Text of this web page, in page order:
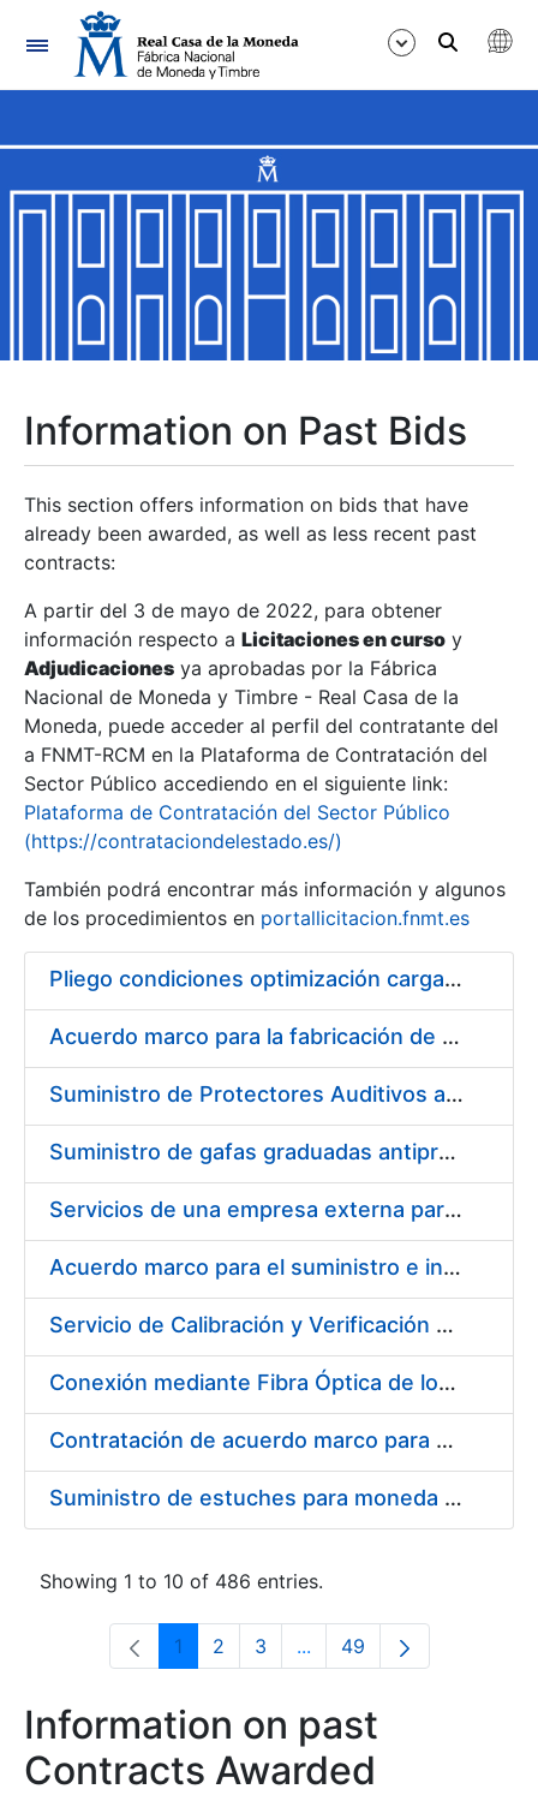
Navigation
Show/Hide
Show/Hide
Show/Hide
Show/Hide
Show/Hide
Show/Hide
Information on Past Bids
This section offers information on bids that have
already been awarded, as well as less recent past
contracts:
A partir del 3 de mayo de 2022, para obtener
información respecto a Licitaciones en curso y
Adjudicaciones ya aprobadas por la Fábrica
Nacional de Moneda y Timbre - Real Casa de la
Moneda, puede acceder al perfil del contratante del
a FNMT-RCM en la Plataforma de Contratación del
Sector Público accediendo en el siguiente link:
Plataforma de Contratación del Sector Público
(https://contrataciondelestado.es/)
También podrá encontrar más información y algunos
de los procedimientos en portallicitacion.fnmt.es
Pliego condiciones optimización cargas compras firmado
Acuerdo marco para la fabricación de piezas
Suministro de Protectores Auditivos a medida para las personas trabajadoras de los Centros de Trabajo de Madrid y Burgos
Suministro de gafas graduadas antiproyecciones para los trabajadores de la FNMT-RCM en los centros de trabajo de Madrid y Burgos
Servicios de una empresa externa para el asesoramiento y resolución de los recursos de alzada que se presentan relacionados con procesos de selección para la FNMT-RCM
Acuerdo marco para el suministro e instalación de persianas, estores y otros complementos
Servicio de Calibración y Verificación Externa de los Equipos de Medición del Servicio de Prevención de la FNMT-RCM
Conexión mediante Fibra Óptica de los Centros de Proceso de Datos (CPDs) de las sedes de la FNMT-RCM de Burgos y Madrid
Contratación de acuerdo marco para el Suministro de Material de Electricidad para la Fábrica Nacional de Moneda y Timbre-Real Casa de la Moneda en su centro de trabajo de Burgos
Suministro de estuches para moneda de 30 €
Showing 1 to 10 of 486 entries.
Page
1 Page
2 Page
3 ...Intermediate Pages Use
Page
49
Information on past
Contracts Awarded